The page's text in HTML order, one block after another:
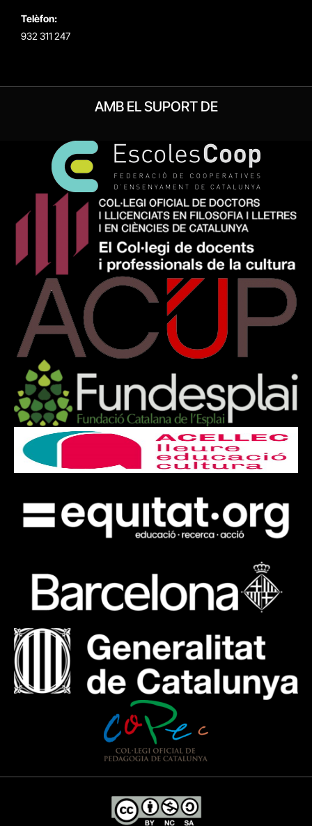
Telèfon:
932 311 247
AMB EL SUPORT DE